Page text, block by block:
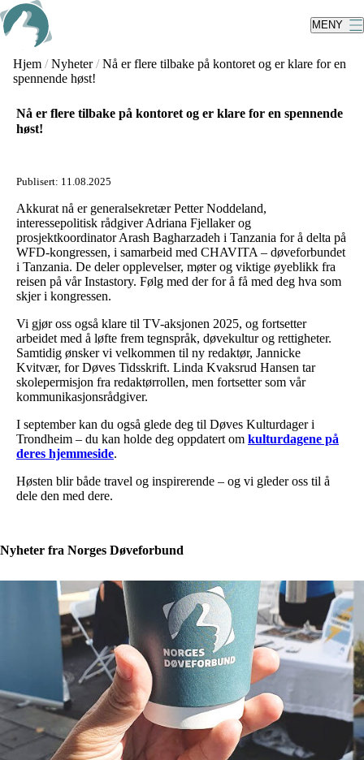
Skip
to
main
content
MENY
Hjem / Nyheter / Nå er flere tilbake på kontoret og er klare for en
spennende høst!
Nå er flere tilbake på kontoret og er klare for en spennende
høst!
Publisert: 11.08.2025
Akkurat nå er generalsekretær Petter Noddeland,
interessepolitisk rådgiver Adriana Fjellaker og
prosjektkoordinator Arash Bagharzadeh i Tanzania for å delta på
WFD-kongressen, i samarbeid med CHAVITA – døveforbundet
i Tanzania. De deler opplevelser, møter og viktige øyeblikk fra
reisen på vår Instastory. Følg med der for å få med deg hva som
skjer i kongressen.
Vi gjør oss også klare til TV-aksjonen 2025, og fortsetter
arbeidet med å løfte frem tegnspråk, døvekultur og rettigheter.
Samtidig ønsker vi velkommen til ny redaktør, Jannicke
Kvitvær, for Døves Tidsskrift. Linda Kvaksrud Hansen tar
skolepermisjon fra redaktørrollen, men fortsetter som vår
kommunikasjonsrådgiver.
I september kan du også glede deg til Døves Kulturdager i
Trondheim – du kan holde deg oppdatert om kulturdagene på
deres hjemmeside.
Høsten blir både travel og inspirerende – og vi gleder oss til å
dele den med dere.
Nyheter fra Norges Døveforbund